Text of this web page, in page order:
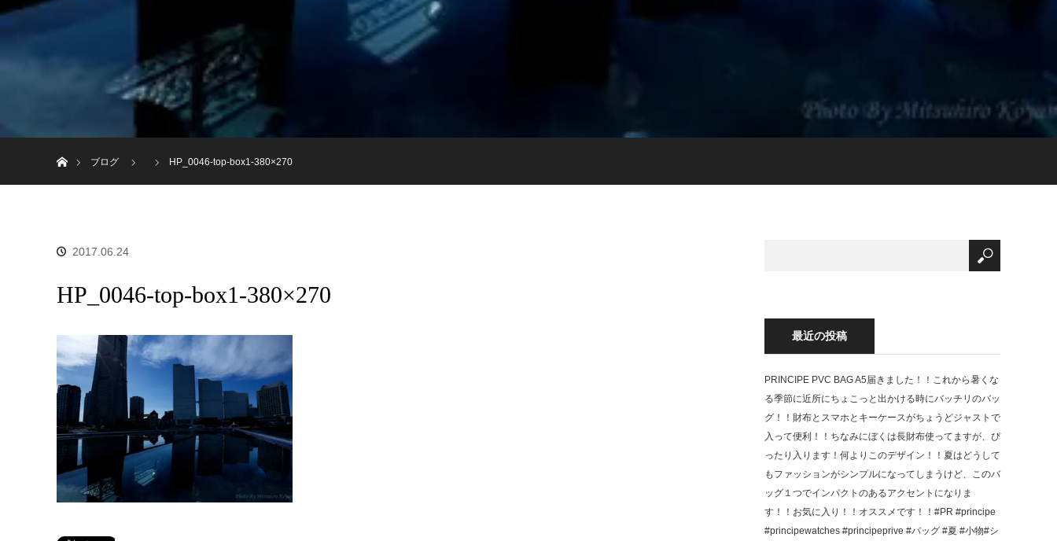
ブログ
HP_0046-top-box1-380×270
2017.06.24
HP_0046-top-box1-380×270
最近の投稿
PRINCIPE PVC BAG A5 届きました！！ これから暑くな
る季節に近所にちょこっと出かける時にバッチリのバッ
グ！！ 財布とスマホとキーケースがちょうどジャストで
入って便利！！ちなみにぼくは長財布使ってますが、ぴ
ったり入ります！ 何よりこのデザイン！！ 夏はどうして
もファッションがシンプルになってしまうけど、このバ
ッグ１つでインパクトのあるアクセントになりま
す！！ お気に入り！！ オススメです！！ #PR #principe
#principewatches #principeprive #バッグ #夏 #小物 #シ